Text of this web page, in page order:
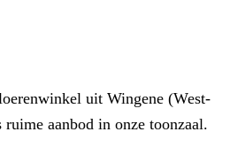
uit Wingene (West-
aanbod in onze toonzaal.